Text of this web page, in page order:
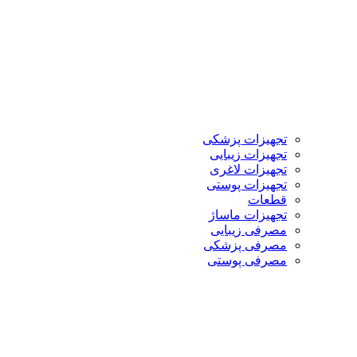
تجهیزات پزشکی
تجهیزات زیبایی
تجهیزات لاغری
تجهیزات پوستی
قطعات
تجهیزات ماساژ
مصرفی زیبایی
مصرفی پزشکی
مصرفی پوستی